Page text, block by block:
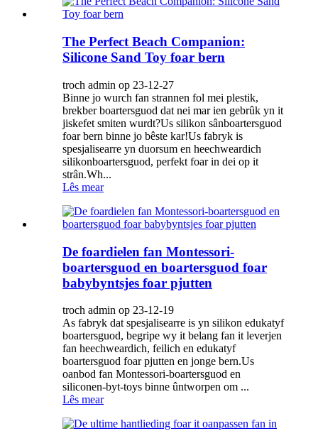
The Perfect Beach Companion:
Silicone Sand Toy foar bern
troch admin op 23-12-27
Binne jo wurch fan strannen fol mei plestik,
brekber boartersguod dat nei mar ien gebrûk yn it
jiskefet smiten wurdt?Us silikon sânboartersguod
foar bern binne jo bêste kar!Us fabryk is
spesjalisearre yn duorsum en heechweardich
silikonboartersguod, perfekt foar in dei op it
strân.Wh...
Lês mear
De foardielen fan Montessori-
boartersguod en boartersguod foar
babybyntsjes foar pjutten
troch admin op 23-12-19
As fabryk dat spesjalisearre is yn silikon edukatyf
boartersguod, begripe wy it belang fan it leverjen
fan heechweardich, feilich en edukatyf
boartersguod foar pjutten en jonge bern.Us
oanbod fan Montessori-boartersguod en
siliconen-byt-toys binne ûntworpen om ...
Lês mear